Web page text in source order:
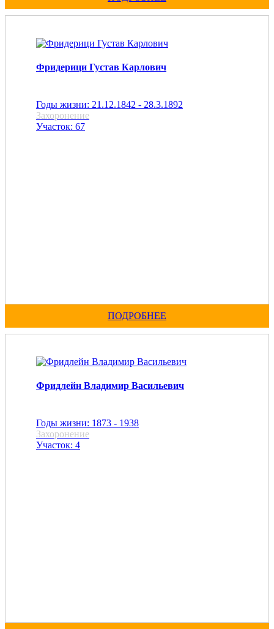
Фридерици Густав Карлович
Годы жизни: 21.12.1842 - 28.3.1892
Захоронение
Участок: 67
ПОДРОБНЕЕ
Фридлейн Владимир Васильевич
Годы жизни: 1873 - 1938
Захоронение
Участок: 4